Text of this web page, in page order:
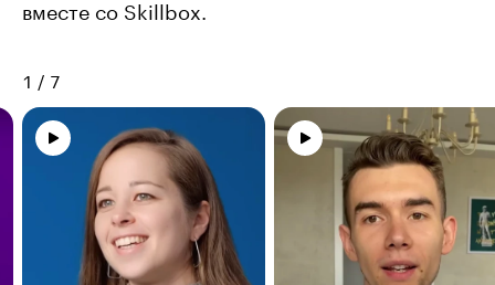
вместе со Skillbox.
1 / 7